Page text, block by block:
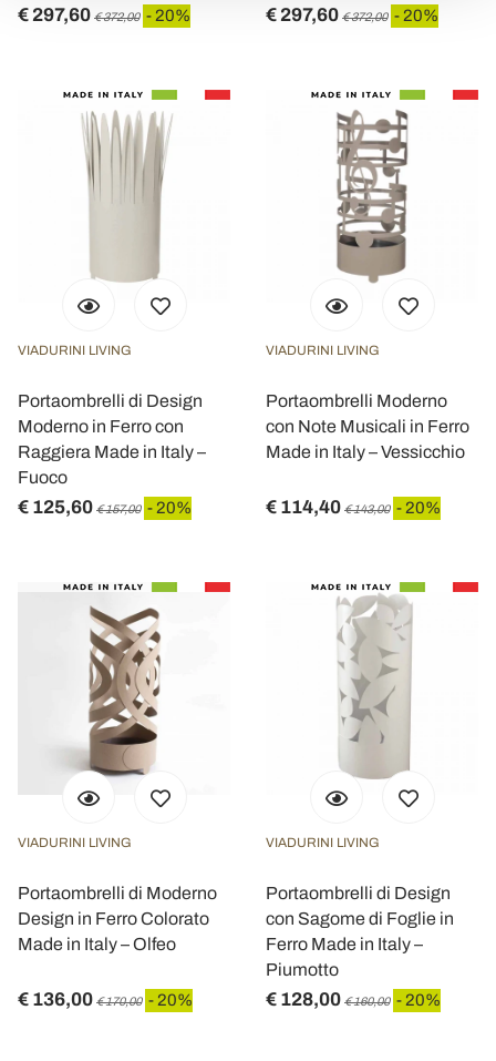
€ 297,60 € 372,00 - 20% € 297,60 € 372,00 - 20%
VIADURINI LIVING
Portaombrelli di Design
Moderno in Ferro con
Raggiera Made in Italy –
Fuoco
€ 125,60 € 157,00 - 20%
VIADURINI LIVING
Portaombrelli Moderno
con Note Musicali in Ferro
Made in Italy – Vessicchio
€ 114,40 € 143,00 - 20%
VIADURINI LIVING
Portaombrelli di Moderno
Design in Ferro Colorato
Made in Italy – Olfeo
€ 136,00 € 170,00 - 20%
VIADURINI LIVING
Portaombrelli di Design
con Sagome di Foglie in
Ferro Made in Italy –
Piumotto
€ 128,00 € 160,00 - 20%